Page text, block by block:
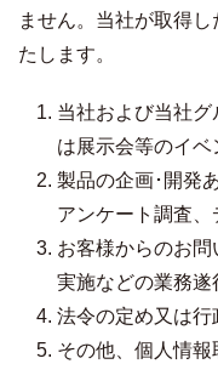
ません。当社が取得
たします。
当社および当社グ
は展示会等のイ
製品の企画･開発
アンケート調査
お客様からのお
実施などの業務遂
法令の定め又は
その他、個人情